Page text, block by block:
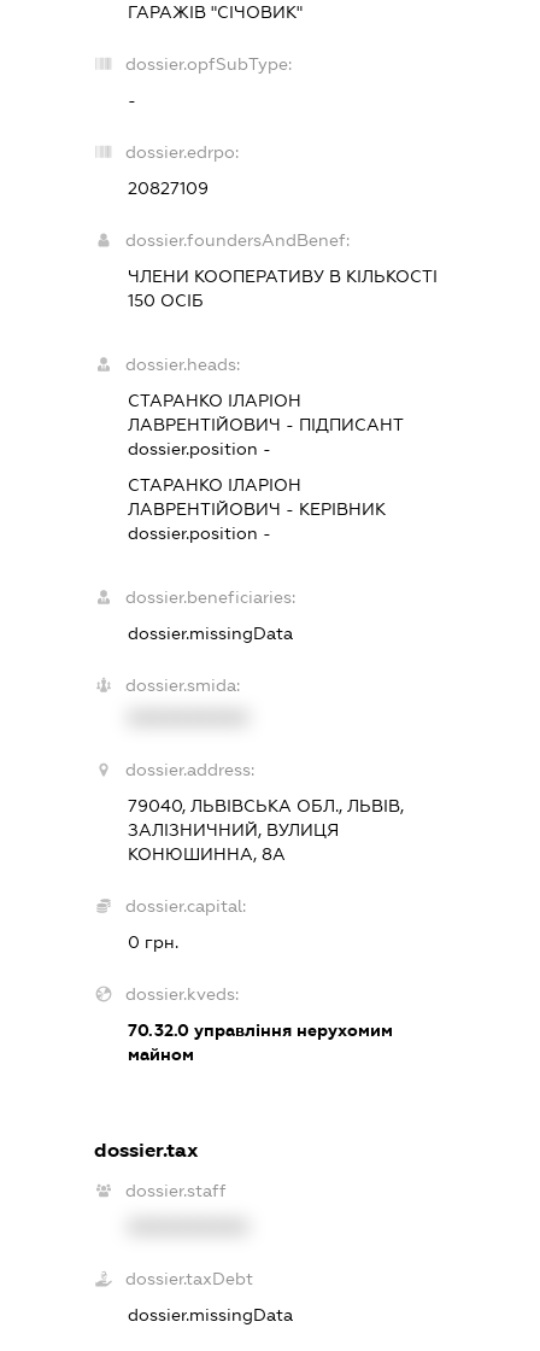
ГАРАЖІВ "СІЧОВИК"
dossier.opfSubType:
-
dossier.edrpo:
20827109
dossier.foundersAndBenef:
ЧЛЕНИ КООПЕРАТИВУ В КІЛЬКОСТІ
150 ОСІБ
dossier.heads:
СТАРАНКО ІЛАРІОН
ЛАВРЕНТІЙОВИЧ - ПІДПИСАНТ
dossier.position -
СТАРАНКО ІЛАРІОН
ЛАВРЕНТІЙОВИЧ - КЕРІВНИК
dossier.position -
dossier.beneficiaries:
dossier.missingData
dossier.smida:
dossier.address:
79040, ЛЬВІВСЬКА ОБЛ., ЛЬВІВ,
ЗАЛІЗНИЧНИЙ, ВУЛИЦЯ
КОНЮШИННА, 8А
dossier.capital:
0 грн.
dossier.kveds:
70.32.0 управління нерухомим
майном
dossier.tax
dossier.staff
dossier.taxDebt
dossier.missingData